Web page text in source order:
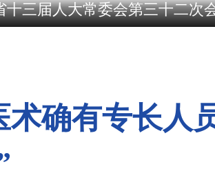
十三届人大常委会第三十二次
术确有专长人